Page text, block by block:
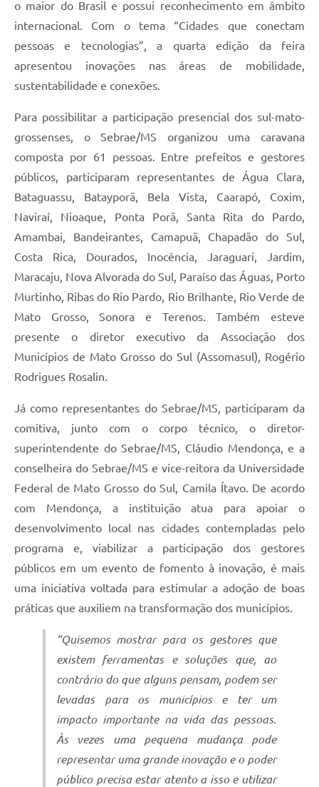
o maior do Brasil e possui reconhecimento em âmbito
internacional. Com o tema “Cidades que conectam
pessoas e tecnologias”, a quarta edição da feira
apresentou inovações nas áreas de mobilidade,
sustentabilidade e conexões.
Para possibilitar a participação presencial dos sul-mato-
grossenses, o Sebrae/MS organizou uma caravana
composta por 61 pessoas. Entre prefeitos e gestores
públicos, participaram representantes de Água Clara,
Bataguassu, Batayporã, Bela Vista, Caarapó, Coxim,
Naviraí, Nioaque, Ponta Porã, Santa Rita do Pardo,
Amambai, Bandeirantes, Camapuã, Chapadão do Sul,
Costa Rica, Dourados, Inocência, Jaraguari, Jardim,
Maracaju, Nova Alvorada do Sul, Paraíso das Águas, Porto
Murtinho, Ribas do Rio Pardo, Rio Brilhante, Rio Verde de
Mato Grosso, Sonora e Terenos. Também esteve
presente o diretor executivo da Associação dos
Municípios de Mato Grosso do Sul (Assomasul), Rogério
Rodrigues Rosalin.
Já como representantes do Sebrae/MS, participaram da
comitiva, junto com o corpo técnico, o diretor-
superintendente do Sebrae/MS, Cláudio Mendonça, e a
conselheira do Sebrae/MS e vice-reitora da Universidade
Federal de Mato Grosso do Sul, Camila Ítavo. De acordo
com Mendonça, a instituição atua para apoiar o
desenvolvimento local nas cidades contempladas pelo
programa e, viabilizar a participação dos gestores
públicos em um evento de fomento à inovação, é mais
uma iniciativa voltada para estimular a adoção de boas
práticas que auxiliem na transformação dos municípios.
“Quisemos mostrar para os gestores que
existem ferramentas e soluções que, ao
contrário do que alguns pensam, podem ser
levadas para os municípios e ter um
impacto importante na vida das pessoas.
Às vezes uma pequena mudança pode
representar uma grande inovação e o poder
público precisa estar atento a isso e utilizar